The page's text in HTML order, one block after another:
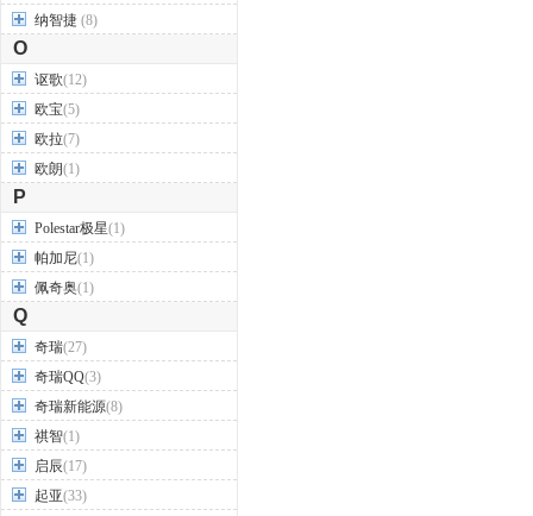
纳智捷 (8)
O
讴歌(12)
欧宝(5)
欧拉(7)
欧朗(1)
P
Polestar极星(1)
帕加尼(1)
佩奇奥(1)
Q
奇瑞(27)
奇瑞QQ(3)
奇瑞新能源(8)
祺智(1)
启辰(17)
起亚(33)